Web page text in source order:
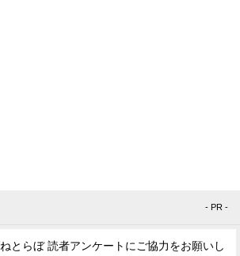
- PR -
ねとらぼ 読者アンケートにご協力をお願いし